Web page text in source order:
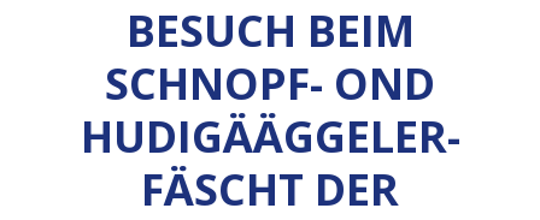
BESUCH BEIM
SCHNOPF- OND
HUDIGÄÄGGELER-
FÄSCHT DER